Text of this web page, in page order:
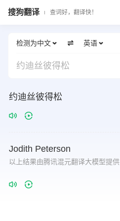
搜狗翻译 查词好，翻译快！
检测为中文 英语
约迪丝彼得松
约迪丝彼得松
Jodith Peterson
以上结果由腾讯混元翻译大模型提供